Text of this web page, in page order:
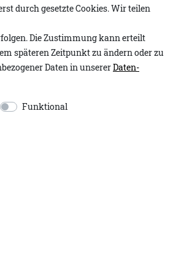
Artikelnummer:
Modell:
1 Stück
EU-Verantwortlicher:
durch gesetzte Cookies. Wir teilen
Die Zustimmung kann erteilt
späteren Zeitpunkt zu ändern oder zu
Daten in unsererDaten­
Funktional